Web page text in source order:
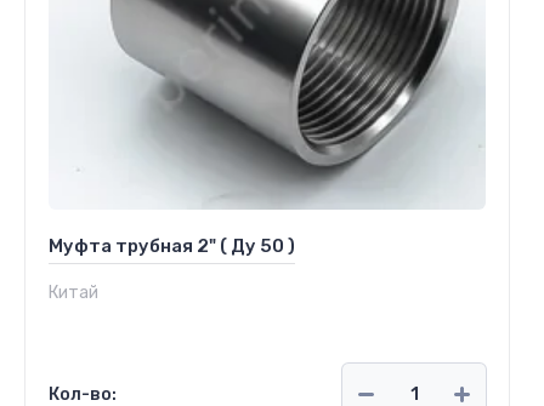
Муфта трубная 2" ( Ду 50 )
Китай
Кол-во: